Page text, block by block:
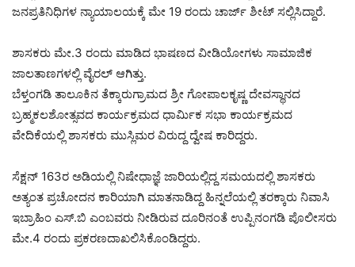
ಜನಪ್ರತಿನಿಧಿಗಳ ನ್ಯಾಯಾಲಯಕ್ಕೆ ಮೇ 19 ರಂದು ಚಾರ್ಜ್ ಶೀಟ್ ಸಲ್ಲಿಸಿದ್ದಾರೆ.
ಶಾಸಕರು ಮೇ.3 ರಂದು ಮಾಡಿದ ಭಾಷಣದ ವೀಡಿಯೋಗಳು ಸಾಮಾಜಿಕ
ಜಾಲತಾಣಗಳಲ್ಲಿ ವೈರಲ್ ಆಗಿತ್ತು.
ಬೆಳ್ತಂಗಡಿ ತಾಲೂಕಿನ ತೆಕ್ಕಾರುಗ್ರಾಮದ ಶ್ರೀ ಗೋಪಾಲಕೃಷ್ಣ ದೇವಸ್ಥಾನದ
ಬ್ರಹ್ಮಕಲಶೋತ್ಸವದ ಕಾರ್ಯಕ್ರಮದ ಧಾರ್ಮಿಕ ಸಭಾ ಕಾರ್ಯಕ್ರಮದ
ವೇದಿಕೆಯಲ್ಲಿ ಶಾಸಕರು ಮುಸ್ಲಿಮರ ವಿರುದ್ದ ದ್ವೇಷ ಕಾರಿದ್ದರು.
ಸೆಕ್ಷನ್ 163ರ ಅಡಿಯಲ್ಲಿ ನಿಷೇಧಾಜ್ಞೆ ಜಾರಿಯಲ್ಲಿದ್ದ ಸಮಯದಲ್ಲಿ ಶಾಸಕರು
ಅತ್ಯಂತ ಪ್ರಚೋದನ ಕಾರಿಯಾಗಿ ಮಾತನಾಡಿದ್ದ ಹಿನ್ನಲೆಯಲ್ಲಿ ತರಕ್ಕಾರು ನಿವಾಸಿ
ಇಬ್ರಾಹಿಂ ಎಸ್.ಬಿ ಎಂಬವರು ನೀಡಿರುವ ದೂರಿನಂತೆ ಉಪ್ಪಿನಂಗಡಿ ಪೊಲೀಸರು
ಮೇ.4 ರಂದು ಪ್ರಕರಣ‌ದಾಖಲಿಸಿಕೊಂಡಿದ್ದರು.